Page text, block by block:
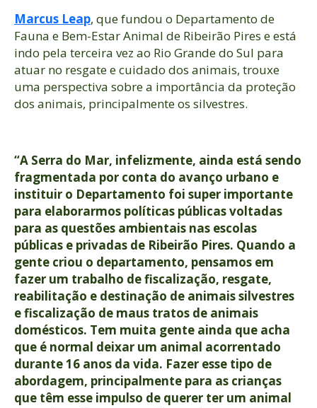
Marcus Leap, que fundou o Departamento de
Fauna e Bem-Estar Animal de Ribeirão Pires e está
indo pela terceira vez ao Rio Grande do Sul para
atuar no resgate e cuidado dos animais, trouxe
uma perspectiva sobre a importância da proteção
dos animais, principalmente os silvestres.
“A Serra do Mar, infelizmente, ainda está sendo
fragmentada por conta do avanço urbano e
instituir o Departamento foi super importante
para elaborarmos políticas públicas voltadas
para as questões ambientais nas escolas
públicas e privadas de Ribeirão Pires. Quando a
gente criou o departamento, pensamos em
fazer um trabalho de fiscalização, resgate,
reabilitação e destinação de animais silvestres
e fiscalização de maus tratos de animais
domésticos. Tem muita gente ainda que acha
que é normal deixar um animal acorrentado
durante 16 anos da vida. Fazer esse tipo de
abordagem, principalmente para as crianças
que têm esse impulso de querer ter um animal